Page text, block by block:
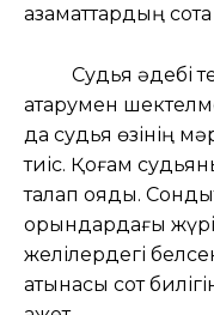
азаматтардың
Судья әдебі тек
атқарумен
да судья өзінің
тиіс. Қоғам
талап қояды.
орындардағы
желілердегі
қатынасы сот